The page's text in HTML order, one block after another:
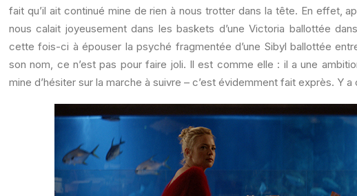
fait qu’il ait continué mine de rien à nous trotter dans la tête. En effet,
nous calait joyeusement dans les baskets d’une Victoria ballottée
cette fois-ci à épouser la psyché fragmentée d’une Sibyl ballottée
son nom, ce n’est pas pour faire joli. Il est comme elle : il a une
mine d’hésiter sur la marche à suivre – c’est évidemment fait exprès. Y